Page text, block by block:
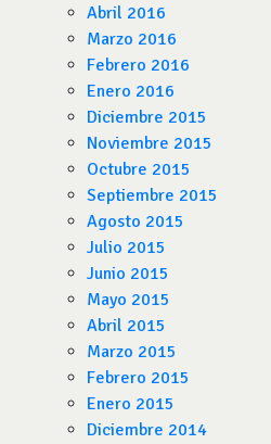
Abril 2016
Marzo 2016
Febrero 2016
Enero 2016
Diciembre 2015
Noviembre 2015
Octubre 2015
Septiembre 2015
Agosto 2015
Julio 2015
Junio 2015
Mayo 2015
Abril 2015
Marzo 2015
Febrero 2015
Enero 2015
Diciembre 2014